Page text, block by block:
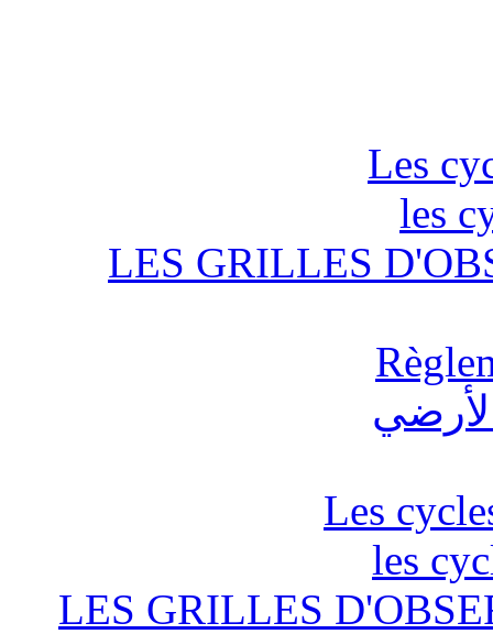
Les
les
LES GRILLES
Les
les
LES GRILLES